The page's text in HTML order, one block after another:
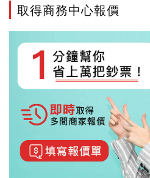
取得商務中心報價